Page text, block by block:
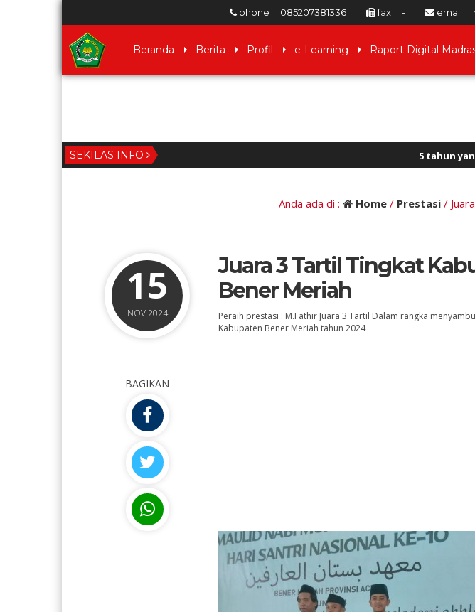
phone 085207381336 fax - email
Beranda Berita Profil e-Learning Raport Digital
SEKILAS INFO 5 tahun yang lalu/
Bener Meriah
Anda ada di : Home / Prestasi /
15
NOV 2024
Juara 3 Tartil Tingkat
Bener Meriah
Peraih prestasi : M.Fathir Juara 3 Tartil Dalam rangka
Kabupaten Bener Meriah tahun 2024
BAGIKAN
Terlindungi: HAMDANI.
PNS
Kepala MIN 6 Bener Meriah
HARDIANSYAH SUKU, SE
NIK
111705xxx